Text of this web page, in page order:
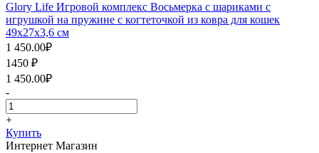
Glory Life Игровой комплекс Восьмерка с шариками c
игрушкой на пружине c когтеточкой из ковра для кошек
49х27х3,6 см
1 450.00₽
1450 ₽
1 450.00₽
-
+
Купить
Интернет Магазин